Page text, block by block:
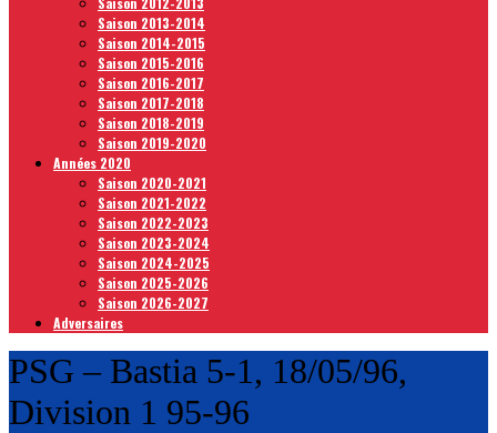
Saison 2013-2014
Saison 2014-2015
Saison 2015-2016
Saison 2016-2017
Saison 2017-2018
Saison 2018-2019
Saison 2019-2020
Années 2020
Saison 2020-2021
Saison 2021-2022
Saison 2022-2023
Saison 2023-2024
Saison 2024-2025
Saison 2025-2026
Saison 2026-2027
Adversaires
PSG – Bastia 5-1, 18/05/96,
Division 1 95-96